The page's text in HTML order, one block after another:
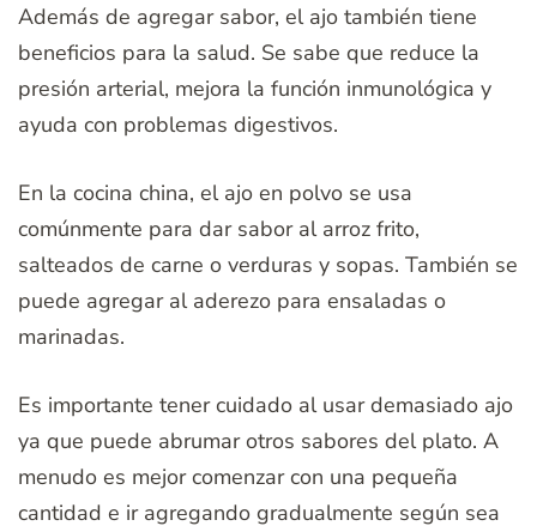
Además de agregar sabor, el ajo también tiene
beneficios para la salud. Se sabe que reduce la
presión arterial, mejora la función inmunológica y
ayuda con problemas digestivos.
En la cocina china, el ajo en polvo se usa
comúnmente para dar sabor al arroz frito,
salteados de carne o verduras y sopas. También se
puede agregar al aderezo para ensaladas o
marinadas.
Es importante tener cuidado al usar demasiado ajo
ya que puede abrumar otros sabores del plato. A
menudo es mejor comenzar con una pequeña
cantidad e ir agregando gradualmente según sea